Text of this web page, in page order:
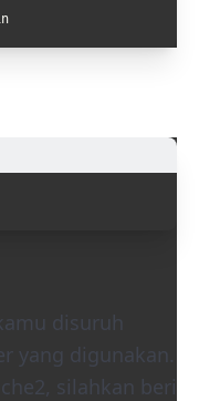
disuruh
yang digunakan.
silahkan beri